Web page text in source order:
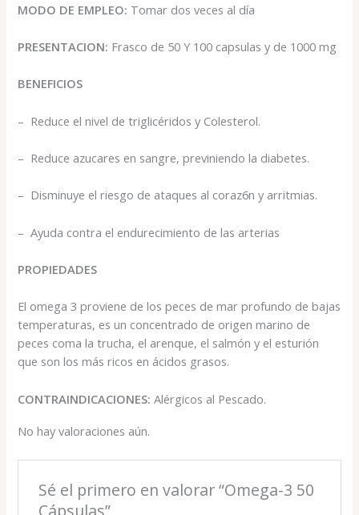
MODO DE EMPLEO: Tomar dos veces al día
PRESENTACION: Frasco de 50 Y 100 capsulas y de 1000 mg
BENEFICIOS
– Reduce el nivel de triglicéridos y Colesterol.
– Reduce azucares en sangre, previniendo la diabetes.
– Disminuye el riesgo de ataques al coraz6n y arritmias.
– Ayuda contra el endurecimiento de las arterias
PROPIEDADES
El omega 3 proviene de los peces de mar profundo de bajas
temperaturas, es un concentrado de origen marino de
peces coma la trucha, el arenque, el salmón y el esturión
que son los más ricos en ácidos grasos.
CONTRAINDICACIONES:Alérgicos al Pescado.
No hay valoraciones aún.
Sé el primero en valorar “Omega-3 50
Cápsulas”